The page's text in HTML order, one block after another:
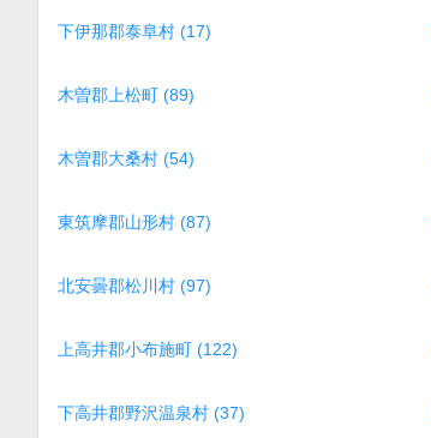
下伊那郡泰阜村 (17)
木曽郡上松町 (89)
木曽郡大桑村 (54)
東筑摩郡山形村 (87)
北安曇郡松川村 (97)
上高井郡小布施町 (122)
下高井郡野沢温泉村 (37)